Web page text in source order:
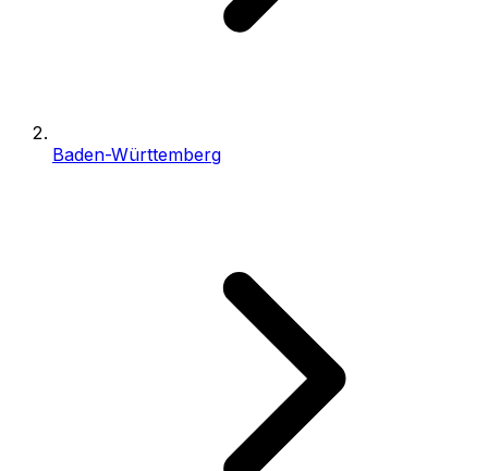
Baden-Württemberg